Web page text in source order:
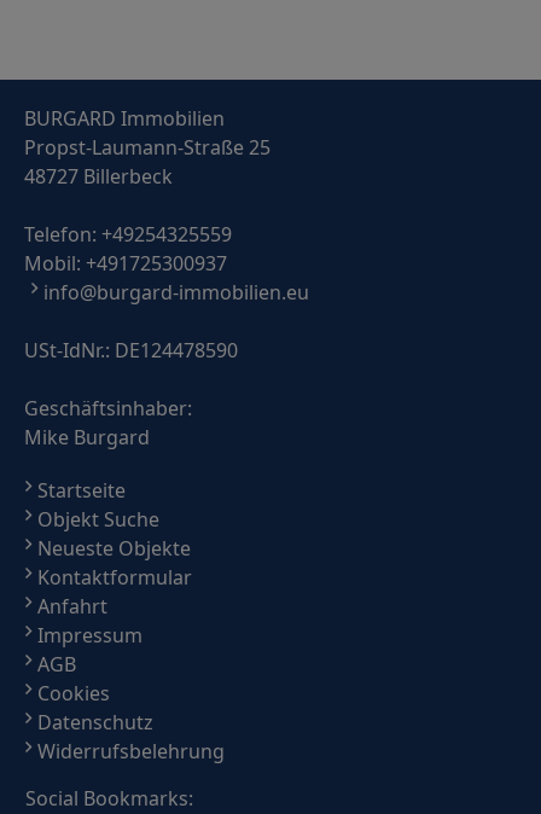
BURGARD Immobilien
Propst-Laumann-Straße 25
48727 Billerbeck
Telefon: +49254325559
Mobil: +491725300937
info@burgard-immobilien.eu
USt-IdNr.: DE124478590
Geschäftsinhaber:
Mike Burgard
Startseite
Objekt Suche
Neueste Objekte
Kontaktformular
Anfahrt
Impressum
AGB
Cookies
Datenschutz
Widerrufsbelehrung
Social Bookmarks: